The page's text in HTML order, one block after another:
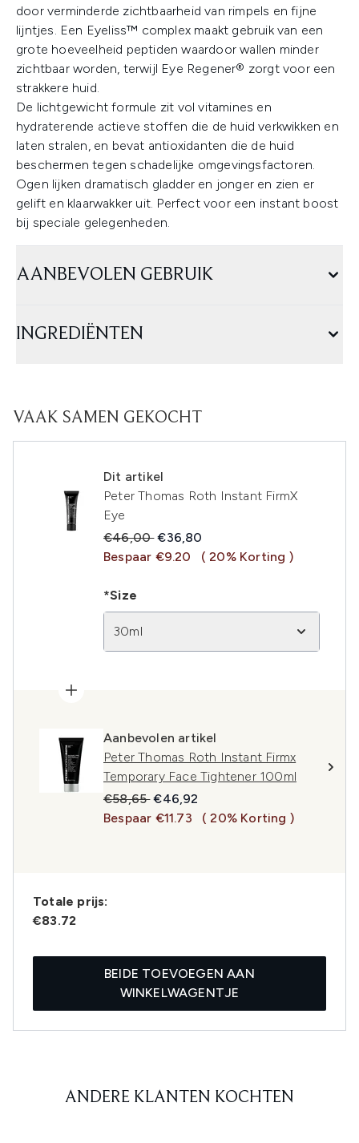
door verminderde zichtbaarheid van rimpels en fijne
lijntjes. Een Eyeliss™ complex maakt gebruik van een
grote hoeveelheid peptiden waardoor wallen minder
zichtbaar worden, terwijl Eye Regener® zorgt voor een
strakkere huid.
De lichtgewicht formule zit vol vitamines en
hydraterende actieve stoffen die de huid verkwikken en
laten stralen, en bevat antioxidanten die de huid
beschermen tegen schadelijke omgevingsfactoren.
Ogen lijken dramatisch gladder en jonger en zien er
gelift en klaarwakker uit. Perfect voor een instant boost
bij speciale gelegenheden.
AANBEVOLEN GEBRUIK
INGREDIËNTEN
VAAK SAMEN GEKOCHT
Dit artikel
Peter Thomas Roth Instant FirmX
Eye
Recommended Retail Price:
€46,00Huidige prijs:
€36,80
Bespaar €9.20
( 20% Korting )
*Size
30ml
Aanbevolen artikel
Peter Thomas Roth Instant Firmx
Temporary Face Tightener 100ml
Recommended Retail Price:
€58,65Huidige prijs:
€46,92
Bespaar €11.73
( 20% Korting )
Totale prijs:
€83.72
BEIDE TOEVOEGEN AAN
WINKELWAGENTJE
ANDERE KLANTEN KOCHTEN